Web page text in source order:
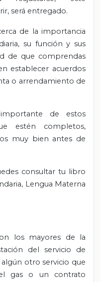
será entregado.
de la importancia
su función y sus
de que comprendas
establecer acuerdos
o arrendamiento de
de estos
estén completos,
muy bien antes de
consultar tu libro
Lengua Materna
los mayores de la
del servicio de
otro servicio que
gas o un contrato